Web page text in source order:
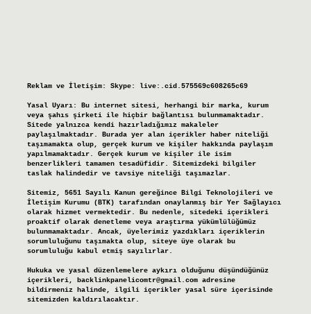
Reklam ve İletişim: Skype: live:.cid.575569c608265c69
Yasal Uyarı:
Bu internet sitesi, herhangi bir marka, kurum
veya şahıs şirketi ile hiçbir bağlantısı bulunmamaktadır.
Sitede yalnızca kendi hazırladığımız makaleler
paylaşılmaktadır. Burada yer alan içerikler haber niteliği
taşımamakta olup, gerçek kurum ve kişiler hakkında paylaşım
yapılmamaktadır. Gerçek kurum ve kişiler ile isim
benzerlikleri tamamen tesadüfidir. Sitemizdeki bilgiler
taslak halindedir ve tavsiye niteliği taşımazlar.
Sitemiz, 5651 Sayılı Kanun gereğince Bilgi Teknolojileri ve
İletişim Kurumu (BTK) tarafından onaylanmış bir Yer Sağlayıcı
olarak hizmet vermektedir. Bu nedenle, sitedeki içerikleri
proaktif olarak denetleme veya araştırma yükümlülüğümüz
bulunmamaktadır. Ancak, üyelerimiz yazdıkları içeriklerin
sorumluluğunu taşımakta olup, siteye üye olarak bu
sorumluluğu kabul etmiş sayılırlar.
Hukuka ve yasal düzenlemelere aykırı olduğunu düşündüğünüz
içerikleri, backlinkpanelicomtr@gmail.comadresine
bildirmeniz halinde, ilgili içerikler yasal süre içerisinde
sitemizden kaldırılacaktır.